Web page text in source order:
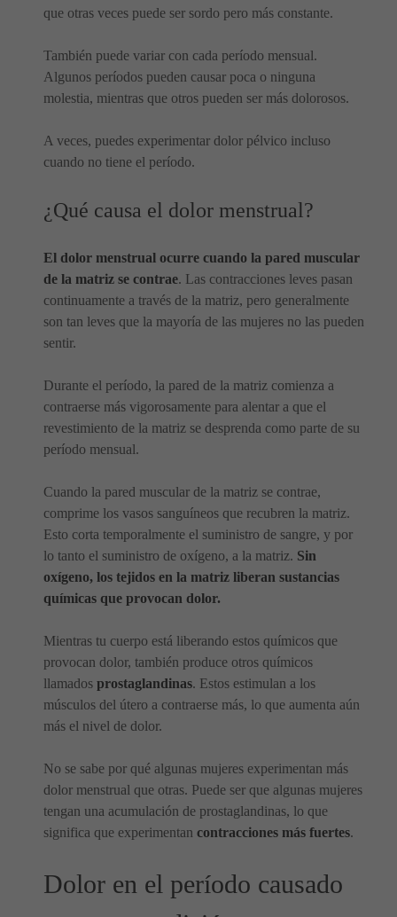
que otras veces puede ser sordo pero más constante.
También puede variar con cada período mensual.
Algunos períodos pueden causar poca o ninguna
molestia, mientras que otros pueden ser más dolorosos.
A veces, puedes experimentar dolor pélvico incluso
cuando no tiene el período.
¿Qué causa el dolor menstrual?
El dolor menstrual ocurre cuando la pared muscular
de la matriz se contrae. Las contracciones leves pasan
continuamente a través de la matriz, pero generalmente
son tan leves que la mayoría de las mujeres no las pueden
sentir.
Durante el período, la pared de la matriz comienza a
contraerse más vigorosamente para alentar a que el
revestimiento de la matriz se desprenda como parte de su
período mensual.
Cuando la pared muscular de la matriz se contrae,
comprime los vasos sanguíneos que recubren la matriz.
Esto corta temporalmente el suministro de sangre, y por
lo tanto el suministro de oxígeno, a la matriz. Sin
oxígeno, los tejidos en la matriz liberan sustancias
químicas que provocan dolor.
Mientras tu cuerpo está liberando estos químicos que
provocan dolor, también produce otros químicos
llamados prostaglandinas. Estos estimulan a los
músculos del útero a contraerse más, lo que aumenta aún
más el nivel de dolor.
No se sabe por qué algunas mujeres experimentan más
dolor menstrual que otras. Puede ser que algunas mujeres
tengan una acumulación de prostaglandinas, lo que
significa que experimentan contracciones más fuertes.
Dolor en el período causado